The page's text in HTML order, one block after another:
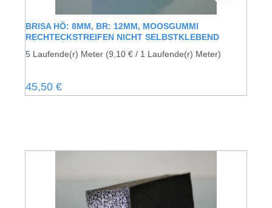
BRISA HÖ: 8MM, BR: 12MM, MOOSGUMMI
RECHTECKSTREIFEN NICHT SELBSTKLEBEND
5 Laufende(r) Meter (9,10 € / 1 Laufende(r) Meter)
Regulärer Preis:
45,50 €